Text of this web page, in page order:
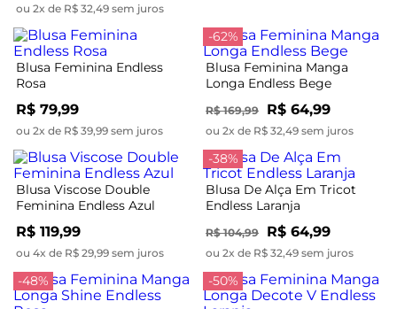
ou 2x de R$ 32,49 sem juros
Blusa Feminina Endless
Rosa
R$ 79,99
ou 2x de R$ 39,99 sem juros
-62%
Blusa Feminina Manga
Longa Endless Bege
R$ 169,99 R$ 64,99
ou 2x de R$ 32,49 sem juros
Blusa Viscose Double
Feminina Endless Azul
R$ 119,99
ou 4x de R$ 29,99 sem juros
-38%
Blusa De Alça Em Tricot
Endless Laranja
R$ 104,99 R$ 64,99
ou 2x de R$ 32,49 sem juros
-48% -50%